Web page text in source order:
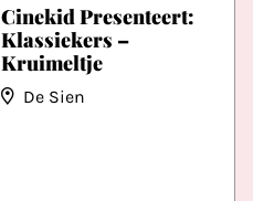
Cinekid Presenteert:
Klassiekers –
Kruimeltje
De Sien